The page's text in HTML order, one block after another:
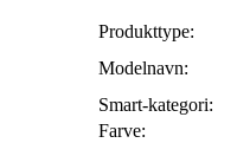
Produkttype:
Modelnavn:
Smart-kategori:
Farve: